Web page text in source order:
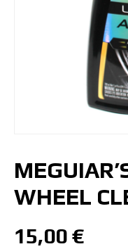
WHEEL
15,00 €